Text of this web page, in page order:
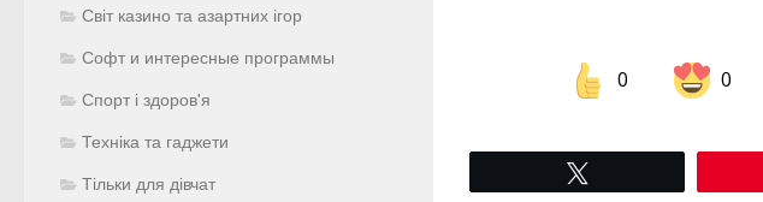
0 0
Share on Facebook
Світ казино та азартних ігор
Софт и интересные программы
Спорт і здоров'я
Техніка та гаджети
Тільки для дівчат